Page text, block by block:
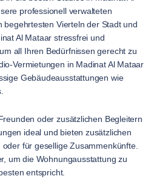
professionell verwalteten
begehrtesten Vierteln der Stadt und
Al Mataar stressfrei und
all Ihren Bedürfnissen gerecht zu
Vermietungen in Madinat Al Mataar
Gebäudeausstattungen wie
oder zusätzlichen Begleitern
ideal und bieten zusätzlichen
für gesellige Zusammenkünfte.
um die Wohnungausstattung zu
entspricht.